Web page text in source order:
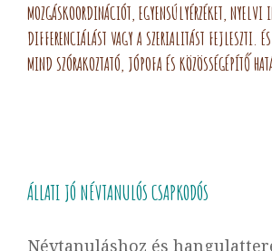
MOZGÁSKOORDINÁCIÓT, EGYENSÚLYÉRZÉKET,
DIFFERENCIÁLÁST VAGY A SZERIALITÁST FEJLESZTI.
MIND SZÓRAKOZTATÓ, JÓPOFA ÉS KÖZÖSSÉGÉPÍTŐ
ÁLLATI JÓ NÉVTANULÓS CSAPKODÓS
Névtanuláshoz és